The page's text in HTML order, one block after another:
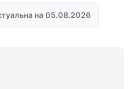
на 05.08.2026